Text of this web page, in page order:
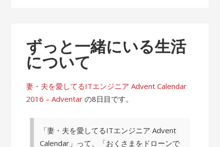
ずっと一緒にいる生活
について
妻・夫を愛してるITエンジニア Advent Calendar
2016 – Adventar の8日目です。
「妻・夫を愛してるITエンジニア Advent
Calendar」って、「おくさまをドローンで